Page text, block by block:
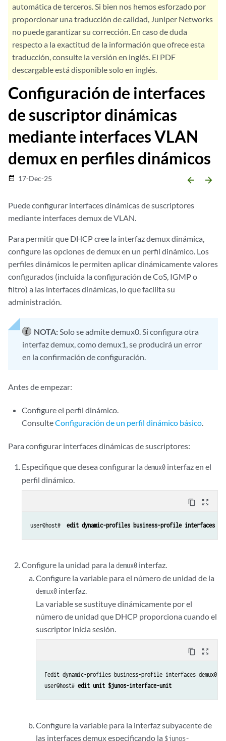
automática de terceros. Si bien nos hemos esforzado por
proporcionar una traducción de calidad, Juniper Networks
no puede garantizar su corrección. En caso de duda
respecto a la exactitud de la información que ofrece esta
traducción, consulte la versión en inglés. El PDF
descargable está disponible solo en inglés.
Configuración de interfaces
de suscriptor dinámicas
mediante interfaces VLAN
demux en perfiles dinámicos
date_range 17-Dec-25 arrow_backward arrow_forward
Puede configurar interfaces dinámicas de suscriptores
mediante interfaces demux de VLAN.
Para permitir que DHCP cree la interfaz demux dinámica,
configure las opciones de demux en un perfil dinámico. Los
perfiles dinámicos le permiten aplicar dinámicamente valores
configurados (incluida la configuración de CoS, IGMP o
filtro) a las interfaces dinámicas, lo que facilita su
administración.
NOTA:Solo se admite demux0. Si configura otra
interfaz demux, como demux1, se producirá un error
en la confirmación de configuración.
Antes de empezar:
Configure el perfil dinámico.
ConsulteConfiguración de un perfil dinámico básico.
Para configurar interfaces dinámicas de suscriptores:
Especifique que desea configurar lademux0 interfaz en el
perfil dinámico.
content_copy zoom_out_map
user@host# edit dynamic-profiles business-profile interfaces
Configure la unidad para lademux0 interfaz.
Configure la variable para el número de unidad de la
demux0interfaz.
La variable se sustituye dinámicamente por el
número de unidad que DHCP proporciona cuando el
suscriptor inicia sesión.
content_copy zoom_out_map
[edit dynamic-profiles business-profile interfaces demux0]
user@host# edit unit $junos-interface-unit
Configure la variable para la interfaz subyacente de
las interfaces demux especificando la $junos-